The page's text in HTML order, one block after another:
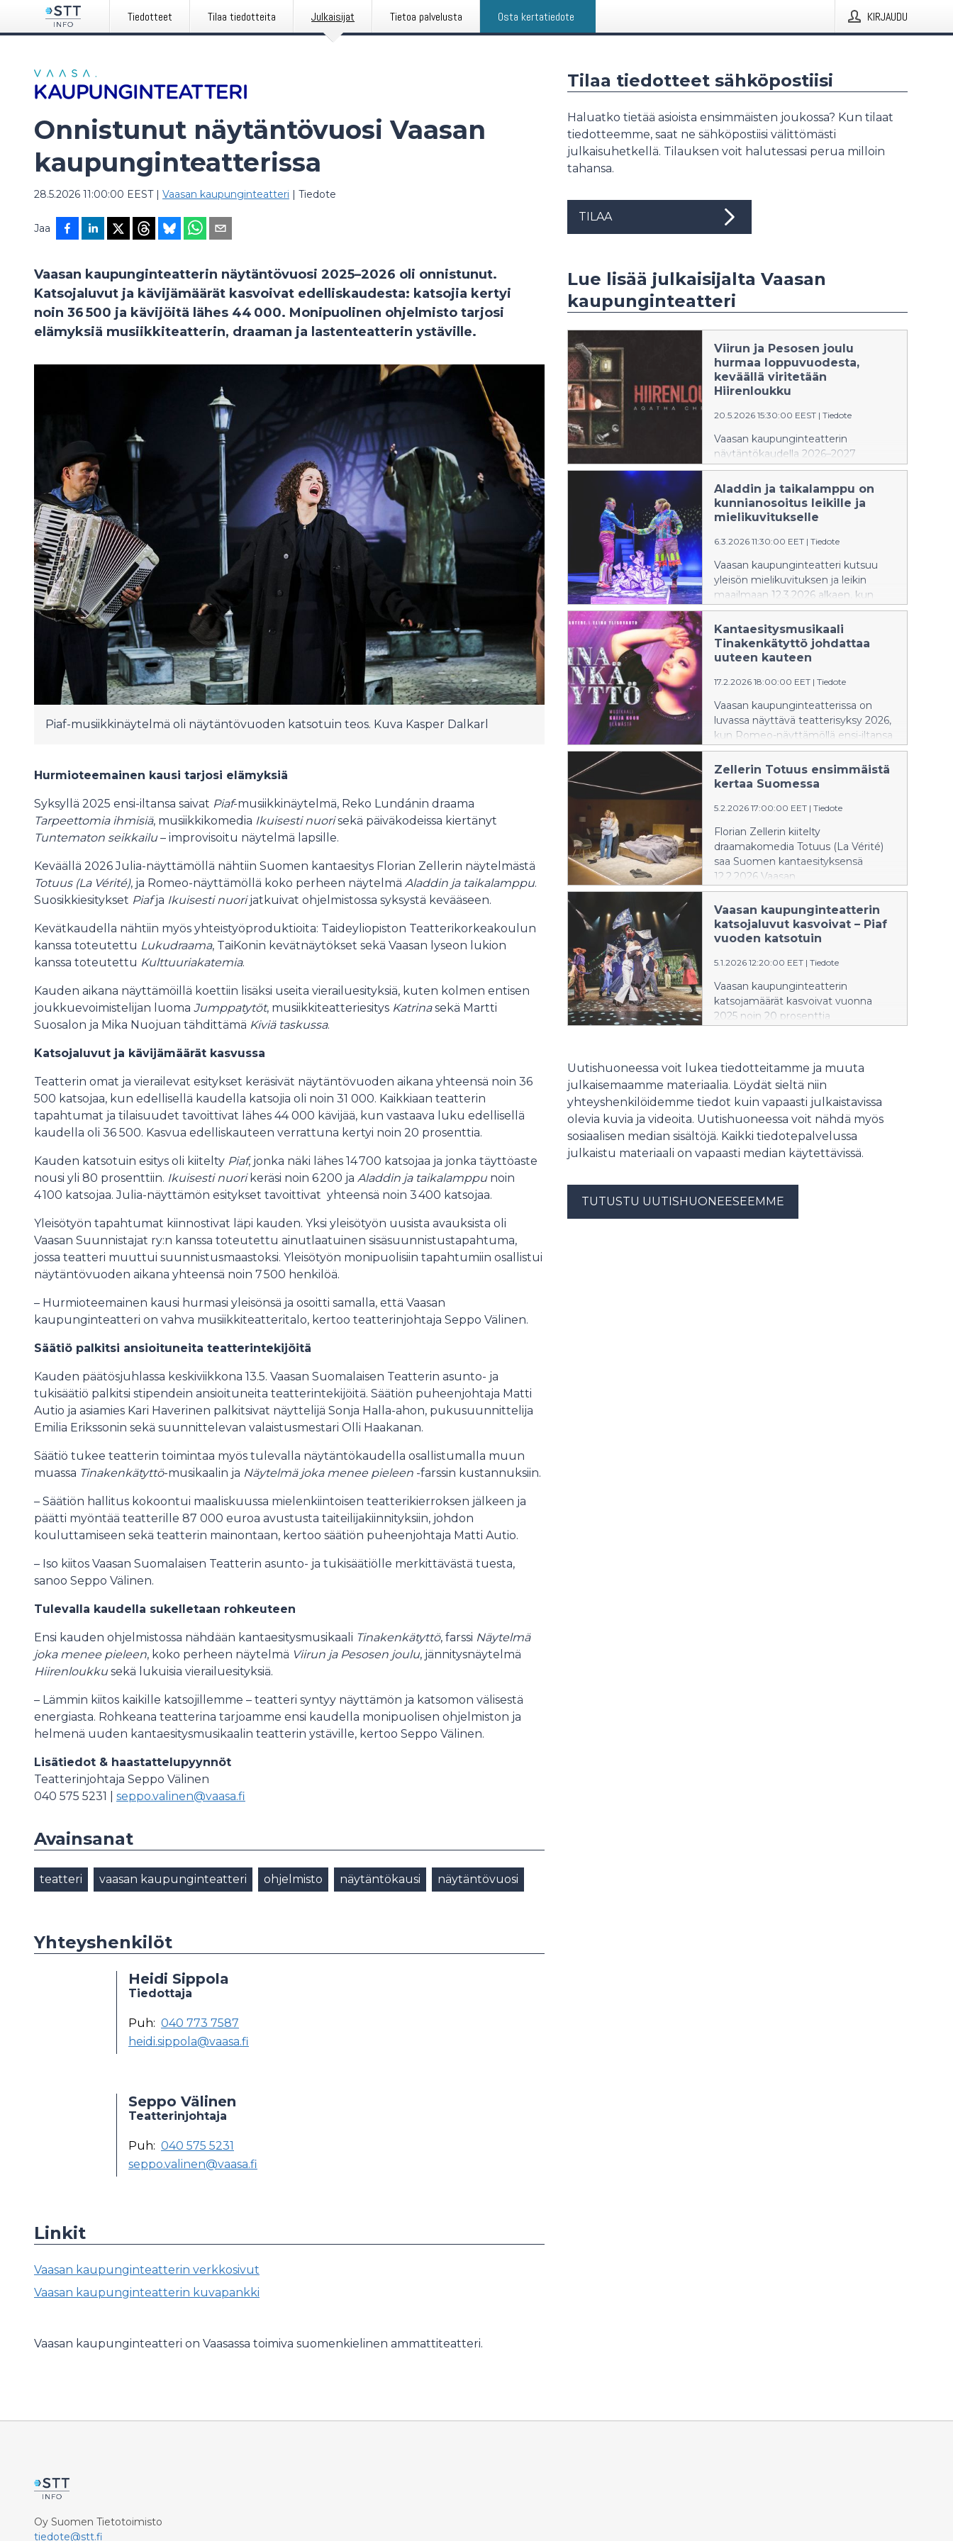
Tiedotteet Tilaa tiedotteita Julkaisijat Tietoa palvelusta Osta kertatiedote KIRJAUDU
Onnistunut näytäntövuosi Vaasan
kaupunginteatterissa
28.5.2026 11:00:00 EEST| Vaasan kaupunginteatteri | Tiedote
Jaa
Vaasan kaupunginteatterin näytäntövuosi 2025–2026 oli onnistunut.
Katsojaluvut ja kävijämäärät kasvoivat edelliskaudesta: katsojia kertyi
noin 36 500 ja kävijöitä lähes 44 000. Monipuolinen ohjelmisto tarjosi
elämyksiä musiikkiteatterin, draaman ja lastenteatterin ystäville.
Piaf-musiikkinäytelmä oli näytäntövuoden katsotuin teos. Kuva Kasper Dalkarl
Hurmioteemainen kausi tarjosi elämyksiä
Syksyllä 2025 ensi-iltansa saivat Piaf-musiikkinäytelmä, Reko Lundánin draama
Tarpeettomia ihmisiä, musiikkikomedia Ikuisesti nuorisekä päiväkodeissa kiertänyt
Tuntematon seikkailu – improvisoitu näytelmä lapsille.
Keväällä 2026 Julia-näyttämöllä nähtiin Suomen kantaesitys Florian Zellerin näytelmästä
Totuus (La Vérité), ja Romeo-näyttämöllä koko perheen näytelmä Aladdin ja taikalamppu.
Suosikkiesitykset Piafja Ikuisesti nuorijatkuivat ohjelmistossa syksystä kevääseen.
Kevätkaudella nähtiin myös yhteistyöproduktioita: Taideyliopiston Teatterikorkeakoulun
kanssa toteutettu Lukudraama, TaiKonin kevätnäytökset sekä Vaasan lyseon lukion
kanssa toteutettu Kulttuuriakatemia.
Kauden aikana näyttämöillä koettiin lisäksi useita vierailuesityksiä, kuten kolmen entisen
joukkuevoimistelijan luoma Jumppatytöt, musiikkiteatteriesitys Katrinasekä Martti
Suosalon ja Mika Nuojuan tähdittämä Kiviä taskussa.
Katsojaluvut ja kävijämäärät kasvussa
Teatterin omat ja vierailevat esitykset keräsivät näytäntövuoden aikana yhteensä noin 36
500 katsojaa, kun edellisellä kaudella katsojia oli noin 31 000. Kaikkiaan teatterin
tapahtumat ja tilaisuudet tavoittivat lähes 44 000 kävijää, kun vastaava luku edellisellä
kaudella oli 36 500. Kasvua edelliskauteen verrattuna kertyi noin 20 prosenttia.
Kauden katsotuin esitys oli kiitelty Piaf, jonka näki lähes 14 700 katsojaa ja jonka täyttöaste
nousi yli 80 prosenttiin. Ikuisesti nuorikeräsi noin 6 200 ja Aladdin ja taikalamppu noin
4 100 katsojaa. Julia-näyttämön esitykset tavoittivat yhteensä noin 3 400 katsojaa.
Yleisötyön tapahtumat kiinnostivat läpi kauden. Yksi yleisötyön uusista avauksista oli
Vaasan Suunnistajat ry:n kanssa toteutettu ainutlaatuinen sisäsuunnistustapahtuma,
jossa teatteri muuttui suunnistusmaastoksi. Yleisötyön monipuolisiin tapahtumiin osallistui
näytäntövuoden aikana yhteensä noin 7 500 henkilöä.
– Hurmioteemainen kausi hurmasi yleisönsä ja osoitti samalla, että Vaasan
kaupunginteatteri on vahva musiikkiteatteritalo, kertoo teatterinjohtaja Seppo Välinen.
Säätiö palkitsi ansioituneita teatterintekijöitä
Kauden päätösjuhlassa keskiviikkona 13.5. Vaasan Suomalaisen Teatterin asunto- ja
tukisäätiö palkitsi stipendein ansioituneita teatterintekijöitä. Säätiön puheenjohtaja Matti
Autio ja asiamies Kari Haverinen palkitsivat näyttelijä Sonja Halla-ahon, pukusuunnittelija
Emilia Erikssonin sekä suunnittelevan valaistusmestari Olli Haakanan.
Säätiö tukee teatterin toimintaa myös tulevalla näytäntökaudella osallistumalla muun
muassa Tinakenkätyttö-musikaalin ja Näytelmä joka menee pieleen -farssin kustannuksiin.
– Säätiön hallitus kokoontui maaliskuussa mielenkiintoisen teatterikierroksen jälkeen ja
päätti myöntää teatterille 87 000 euroa avustusta taiteilijakiinnityksiin, johdon
kouluttamiseen sekä teatterin mainontaan, kertoo säätiön puheenjohtaja Matti Autio.
– Iso kiitos Vaasan Suomalaisen Teatterin asunto- ja tukisäätiölle merkittävästä tuesta,
sanoo Seppo Välinen.
Tulevalla kaudella sukelletaan rohkeuteen
Ensi kauden ohjelmistossa nähdään kantaesitysmusikaali Tinakenkätyttö, farssi Näytelmä
joka menee pieleen, koko perheen näytelmä Viirun ja Pesosen joulu, jännitysnäytelmä
Hiirenloukku sekä lukuisia vierailuesityksiä.
– Lämmin kiitos kaikille katsojillemme – teatteri syntyy näyttämön ja katsomon välisestä
energiasta. Rohkeana teatterina tarjoamme ensi kaudella monipuolisen ohjelmiston ja
helmenä uuden kantaesitysmusikaalin teatterin ystäville, kertoo Seppo Välinen.
Lisätiedot & haastattelupyynnöt
Teatterinjohtaja Seppo Välinen
040 575 5231 | seppo.valinen@vaasa.fi
Avainsanat
teatteri vaasan kaupunginteatteri ohjelmisto näytäntökausi näytäntövuosi
Yhteyshenkilöt
Heidi Sippola
Tiedottaja
Puh: 040 773 7587
heidi.sippola@vaasa.fi
Seppo Välinen
Teatterinjohtaja
Puh: 040 575 5231
seppo.valinen@vaasa.fi
Linkit
Vaasan kaupunginteatterin verkkosivut
Vaasan kaupunginteatterin kuvapankki
Vaasan kaupunginteatteri on Vaasassa toimiva suomenkielinen ammattiteatteri.
Tilaa tiedotteet sähköpostiisi
Haluatko tietää asioista ensimmäisten joukossa? Kun tilaat
tiedotteemme, saat ne sähköpostiisi välittömästi
julkaisuhetkellä. Tilauksen voit halutessasi perua milloin
tahansa.
TILAA
Lue lisää julkaisijalta Vaasan
kaupunginteatteri
Viirun ja Pesosen joulu
hurmaa loppuvuodesta,
keväällä viritetään
Hiirenloukku
20.5.2026 15:30:00 EEST | Tiedote
Vaasan kaupunginteatterin
näytäntökaudella 2026–2027
nähdään aiemmin julkistettujen
Tinakenkätyttö-musikaalin ja
Näytelmä joka menee pieleen -
farssin lisäksi koko perheen
sekä Agatha Christien klassikko
Hiirenloukku. Ohjelmistoa
täydentävät uusi Kapun kulma -
konserttisarja ja monipuolinen
kattaus vierailuesityksiä. Kauden
Aladdin ja taikalamppu on
kunnianosoitus leikille ja
mielikuvitukselle
6.3.2026 11:30:00 EET | Tiedote
Vaasan kaupunginteatteri kutsuu
yleisön mielikuvituksen ja leikin
maailmaan 12.3.2026 alkaen, kun
klassikkosatu Aladdin ja taikalamppu
saa uuden, tähän päivään tuodun
näyttämösovituksen Romeo-
näyttämöllä.
Kantaesitysmusikaali
Tinakenkätyttö johdattaa
uuteen kauteen
17.2.2026 18:00:00 EET | Tiedote
Vaasan kaupunginteatterissa on
luvassa näyttävä teatterisyksy 2026,
kun Romeo-näyttämöllä ensi-iltansa
saavat kantaesitysmusikaali
Tinakenkätyttö – musikaali Kaija
Koon elämästä sekä suosikkifarssi
Ohjaajina vierailevat Marco
Bjurström ja Sari Siikander. Tulevan
kauden teemana on rohkeus.
Zellerin Totuus ensimmäistä
kertaa Suomessa
5.2.2026 17:00:00 EET | Tiedote
Florian Zellerin kiitelty
draamakomedia Totuus (La Vérité)
saa Suomen kantaesityksensä
12.2.2026 Vaasan
kaupunginteatterin Julia-
näyttämöllä.
Vaasan kaupunginteatterin
katsojaluvut kasvoivat – Piaf
vuoden katsotuin
5.1.2026 12:20:00 EET | Tiedote
Vaasan kaupunginteatterin
katsojamäärät kasvoivat vuonna
2025 noin 20 prosenttia
kävijää, ja vuosi tarjosi taiteellisesti
korkeatasoisen ohjelmiston sekä
monipuolisia yleisötyön tapahtumia.
Uutishuoneessa voit lukea tiedotteitamme ja muuta
julkaisemaamme materiaalia. Löydät sieltä niin
yhteyshenkilöidemme tiedot kuin vapaasti julkaistavissa
olevia kuvia ja videoita. Uutishuoneessa voit nähdä myös
sosiaalisen median sisältöjä. Kaikki tiedotepalvelussa
julkaistu materiaali on vapaasti median käytettävissä.
TUTUSTU UUTISHUONEESEEMME
Oy Suomen Tietotoimisto
tiedote@stt.fi